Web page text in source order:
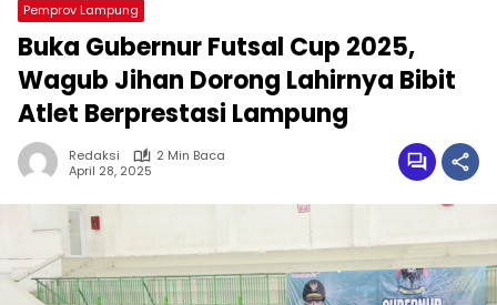
Pemprov Lampung
Buka Gubernur Futsal Cup 2025,
Wagub Jihan Dorong Lahirnya Bibit
Atlet Berprestasi Lampung
Redaksi
2 Min Baca
April 28, 2025